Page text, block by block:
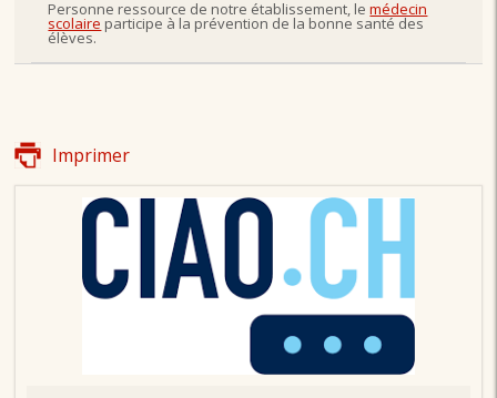
Personne ressource de notre établissement, lemédecin
scolaire participe à la prévention de la bonne santé des
élèves.
Imprimer